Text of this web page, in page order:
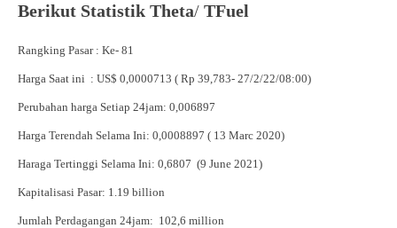
Berikut Statistik Theta/ TFuel
Rangking Pasar : Ke- 81
Harga Saat ini : US$ 0,0000713 ( Rp 39,783- 27/2/22/08:00)
Perubahan harga Setiap 24jam: 0,006897
Harga Terendah Selama Ini: 0,0008897 ( 13 Marc 2020)
Haraga Tertinggi Selama Ini: 0,6807 (9 June 2021)
Kapitalisasi Pasar: 1.19 billion
Jumlah Perdagangan 24jam: 102,6 million